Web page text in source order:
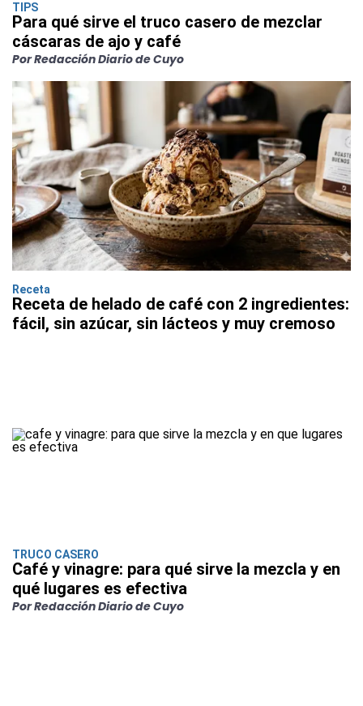
TIPS
Para qué sirve el truco casero de mezclar
cáscaras de ajo y café
Por Redacción Diario de Cuyo
Receta
Receta de helado de café con 2 ingredientes:
fácil, sin azúcar, sin lácteos y muy cremoso
TRUCO CASERO
Café y vinagre: para qué sirve la mezcla y en
qué lugares es efectiva
Por Redacción Diario de Cuyo